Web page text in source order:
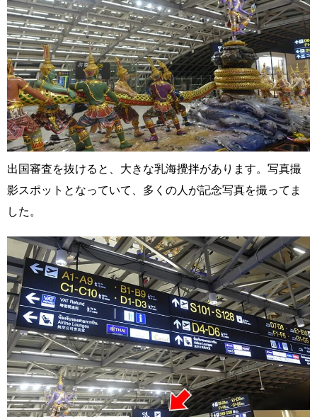
出国審査を抜けると、大きな乳海攪拌があります。写真撮
影スポットとなっていて、多くの人が記念写真を撮ってま
した。